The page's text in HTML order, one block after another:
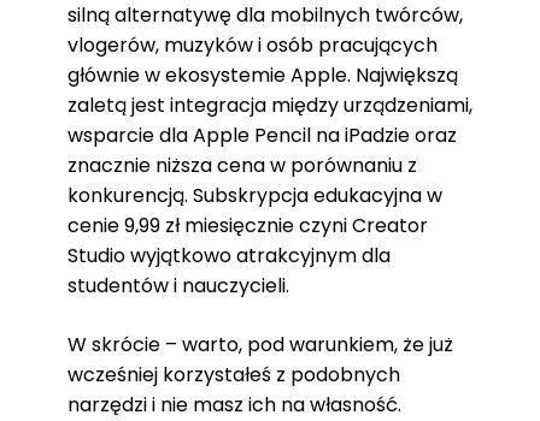
silną alternatywę dla mobilnych twórców,
vlogerów, muzyków i osób pracujących
głównie w ekosystemie Apple. Największą
zaletą jest integracja między urządzeniami,
wsparcie dla Apple Pencil na iPadzie oraz
znacznie niższa cena w porównaniu z
konkurencją. Subskrypcja edukacyjna w
cenie 9,99 zł miesięcznie czyni Creator
Studio wyjątkowo atrakcyjnym dla
studentów i nauczycieli.
W skrócie – warto, pod warunkiem, że już
wcześniej korzystałeś z podobnych
narzędzi i nie masz ich na własność.